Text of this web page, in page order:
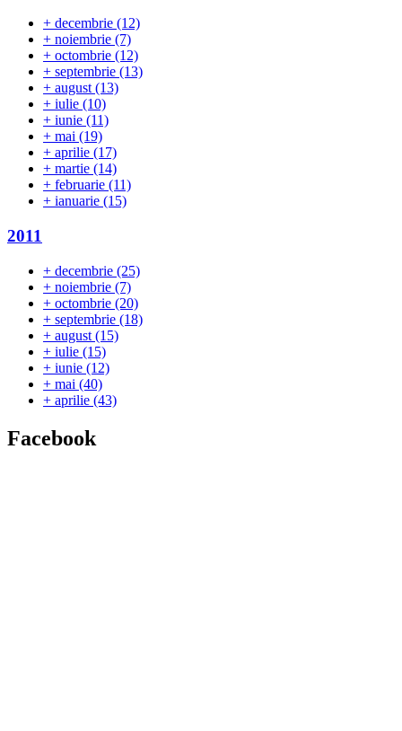
+ decembrie (12)
+ noiembrie (7)
+ octombrie (12)
+ septembrie (13)
+ august (13)
+ iulie (10)
+ iunie (11)
+ mai (19)
+ aprilie (17)
+ martie (14)
+ februarie (11)
+ ianuarie (15)
2011
+ decembrie (25)
+ noiembrie (7)
+ octombrie (20)
+ septembrie (18)
+ august (15)
+ iulie (15)
+ iunie (12)
+ mai (40)
+ aprilie (43)
Facebook